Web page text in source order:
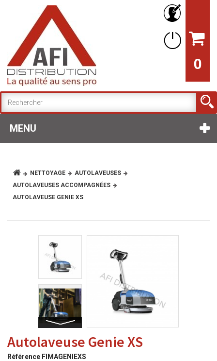
0
MENU
NETTOYAGE
AUTOLAVEUSES
AUTOLAVEUSES ACCOMPAGNÉES
AUTOLAVEUSE GENIE XS
Autolaveuse Genie XS
Référence FIMAGENIEXS